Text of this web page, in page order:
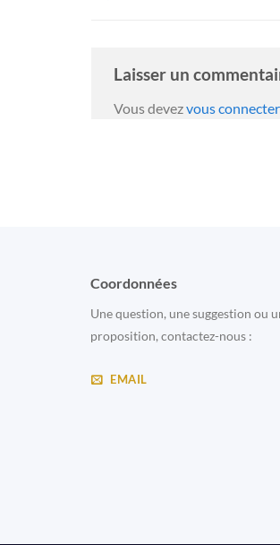
Laisser un
Vous devezvous connecter
Coordonnées
Une question, une suggestion ou
proposition, contactez-nous :
EMAIL